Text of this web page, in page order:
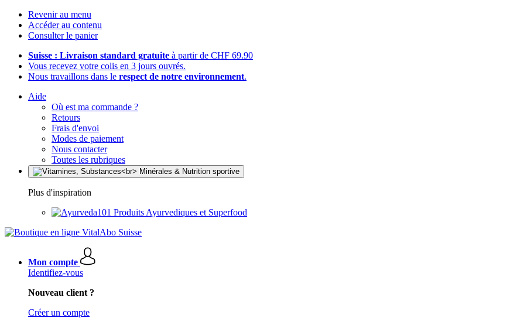
Revenir au menu
Accéder au contenu
Consulter le panier
Suisse : Livraison standard gratuite à partir de CHF 69.90
Vous recevez votre colis en 3 jours ouvrés.
Nous travaillons dans le respect de notre environnement.
Aide
Où est ma commande ?
Retours
Frais d'envoi
Modes de paiement
Nous contacter
Toutes les rubriques
Plus d'inspiration
Produits Ayurvediques et Superfood
Mon compte
Identifiez-vous
Nouveau client ?
Créer un compte